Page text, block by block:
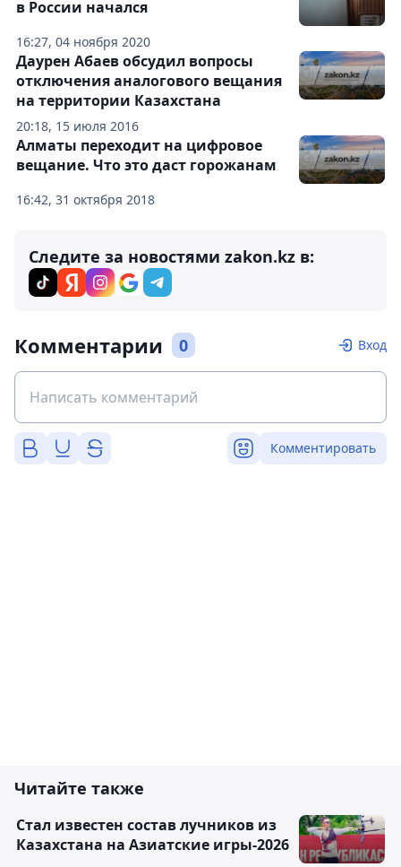
16:27, 04 ноября 2020
в России начался
20:18, 15 июля 2016
Даурен Абаев обсудил вопросы
отключения аналогового вещания
на территории Казахстана
16:42, 31 октября 2018
Алматы переходит на цифровое
вещание. Что это даст горожанам
Следите за новостями zakon.kz в:
Комментарии 0 Вход
Комментировать
Читайте также
Стал известен состав лучников из
Казахстана на Азиатские игры-2026